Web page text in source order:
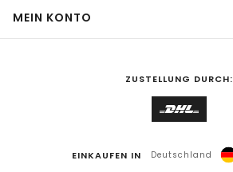
MEIN KONTO
ZUSTELLUNG DURCH:
EINKAUFEN IN Deutschland